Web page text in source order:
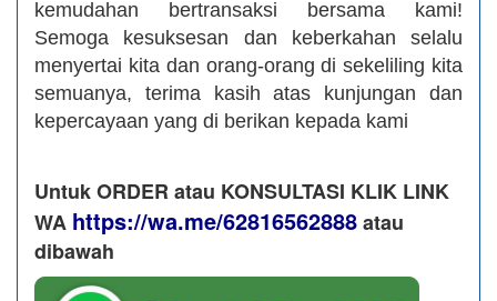
kemudahan bertransaksi bersama kami!
Semoga kesuksesan dan keberkahan selalu
menyertai kita dan orang-orang di sekeliling kita
semuanya, terima kasih atas kunjungan dan
kepercayaan yang di berikan kepada kami
Untuk ORDER atau KONSULTASI KLIK LINK
WA https://wa.me/62816562888​ atau
dibawah